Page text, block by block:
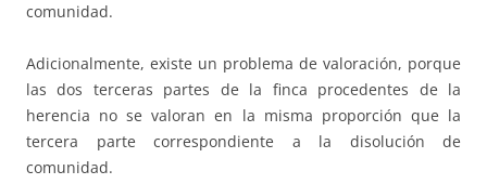
comunidad.
Adicionalmente, existe un problema de valoración, porque
las dos terceras partes de la finca procedentes de la
herencia no se valoran en la misma proporción que la
tercera parte correspondiente a la disolución de
comunidad.